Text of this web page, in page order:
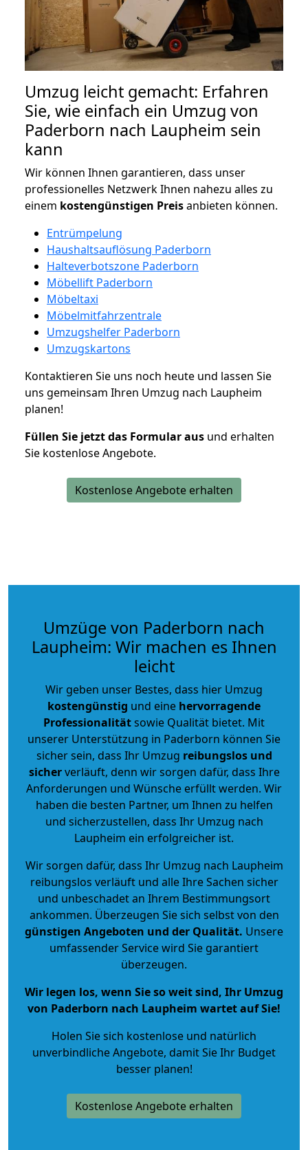
Umzug leicht gemacht: Erfahren
Sie, wie einfach ein Umzug von
Paderborn nach Laupheim sein
kann
Wir können Ihnen garantieren, dass unser
professionelles Netzwerk Ihnen nahezu alles zu
einem kostengünstigen Preisanbieten können.
Entrümpelung
Haushaltsauflösung Paderborn
Halteverbotszone Paderborn
Möbellift Paderborn
Möbeltaxi
Möbelmitfahrzentrale
Umzugshelfer Paderborn
Umzugskartons
Kontaktieren Sie uns noch heute und lassen Sie
uns gemeinsam Ihren Umzug nach Laupheim
planen!
Füllen Sie jetzt das Formular aus und erhalten
Sie kostenlose Angebote.
Kostenlose Angebote erhalten
Umzüge von Paderborn nach
Laupheim: Wir machen es Ihnen
leicht
Wir geben unser Bestes, dass hier Umzug
kostengünstig und eine hervorragende
Professionalitätsowie Qualität bietet. Mit
unserer Unterstützung in Paderborn können Sie
sicher sein, dass Ihr Umzug reibungslos und
sicherverläuft, denn wir sorgen dafür, dass Ihre
Anforderungen und Wünsche erfüllt werden. Wir
haben die besten Partner, um Ihnen zu helfen
und sicherzustellen, dass Ihr Umzug nach
Laupheim ein erfolgreicher ist.
Wir sorgen dafür, dass Ihr Umzug nach Laupheim
reibungslos verläuft und alle Ihre Sachen sicher
und unbeschadet an Ihrem Bestimmungsort
ankommen. Überzeugen Sie sich selbst von den
günstigen Angeboten und der Qualität. Unsere
umfassender Service wird Sie garantiert
überzeugen.
Wir legen los, wenn Sie so weit sind, Ihr Umzug
von Paderborn nach Laupheim wartet auf Sie!
Holen Sie sich kostenlose und natürlich
unverbindliche Angebote, damit Sie Ihr Budget
besser planen!
Kostenlose Angebote erhalten